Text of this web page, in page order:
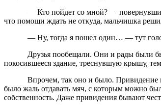
— Кто пойдет со мной? — повернувшись к
что помощи ждать не откуда, мальчишка
— Ну, тогда я пошел один… — тут голос
Друзья пообещали. Они и рады были бы
покосившееся здание, треснувшую крышу,
Впрочем, так оно и было. Привидение
было жаль отдавать мяч, с которым можно
собственность. Даже привидения бывают